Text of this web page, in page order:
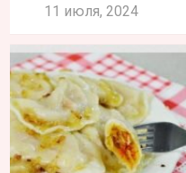
11 июля, 2024